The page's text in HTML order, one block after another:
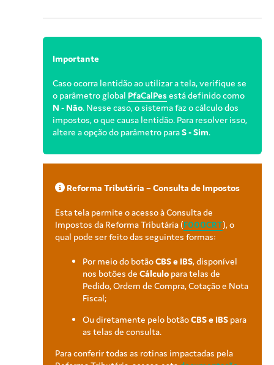
Importante
Caso ocorra lentidão ao utilizar a tela, verifique se
o parâmetro global PfaCalPes está definido como
N - Não. Nesse caso, o sistema faz o cálculo dos
impostos, o que causa lentidão. Para resolver isso,
altere a opção do parâmetro paraS - Sim.
Reforma Tributária – Consulta de Impostos
Esta tela permite o acesso à Consulta de
Impostos da Reforma Tributária (F000CRT), o
qual pode ser feito das seguintes formas:
Por meio do botãoCBS e IBS, disponível
nos botões de Cálculo para telas de
Pedido, Ordem de Compra, Cotação e Nota
Fiscal;
Ou diretamente pelo botãoCBS e IBS para
as telas de consulta.
Para conferir todas as rotinas impactadas pela